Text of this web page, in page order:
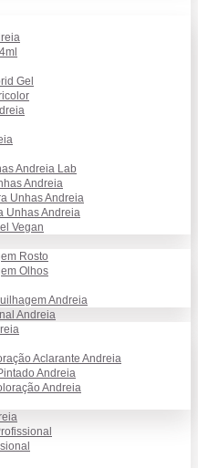
Gel
Andreia Lab
Andreia
Unhas Andreia
Unhas Andreia
Vegan
Rosto
Olhos
Andreia
Andreia
Aclarante Andreia
Andreia
Andreia